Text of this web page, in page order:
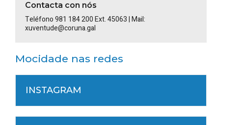
Contacta con nós
Teléfono 981 184 200 Ext. 45063 | Mail:
xuventude@coruna.gal
Mocidade nas redes
INSTAGRAM